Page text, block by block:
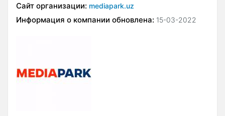
Сайт организации: mediapark.uz
Информация о компании обновлена: 15-03-2022